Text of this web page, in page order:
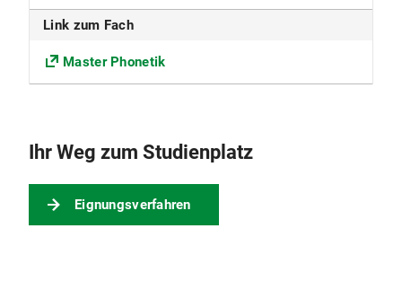
Die Universität erhebt für das Studentenwerk
München den Grundbeitrag sowie den
Link zum Fach
Master Phonetik
Ihr Weg zum Studienplatz
Eignungsverfahren